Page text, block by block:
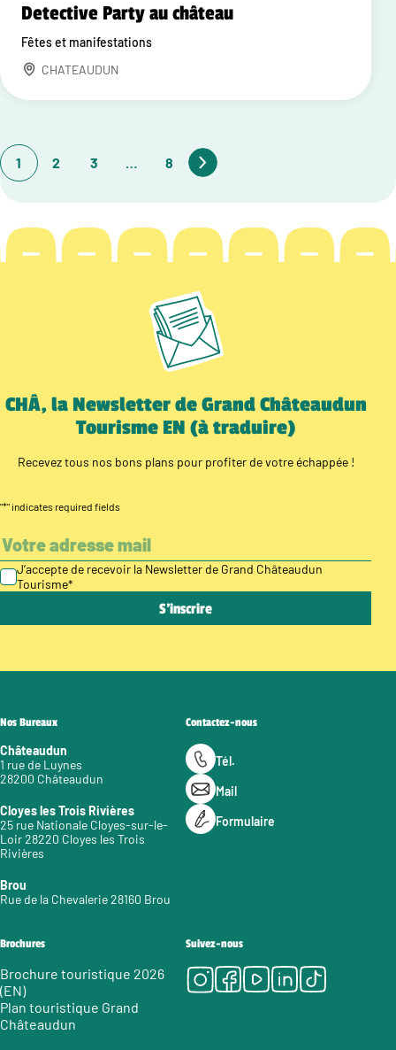
Detective Party au château
Fêtes et manifestations
CHATEAUDUN
1 2 3 … 8
CHÂ, la Newsletter de Grand Châteaudun
Tourisme EN (à traduire)
Recevez tous nos bons plans pour profiter de votre échappée !
"*" indicates required fields
J’accepte de recevoir la Newsletter de Grand Châteaudun
Tourisme*
Nos Bureaux
Châteaudun
1 rue de Luynes
28200 Châteaudun
Cloyes les Trois Rivières
25 rue Nationale Cloyes-sur-le-
Loir 28220 Cloyes les Trois
Rivières
Brou
Rue de la Chevalerie 28160 Brou
Contactez-nous
Tél.
Mail
Formulaire
Brochures
Brochure touristique 2026
(EN)
Plan touristique Grand
Châteaudun
Suivez-nous
Instagram
Facebook
Youtube
LinkedIn
Tiktok